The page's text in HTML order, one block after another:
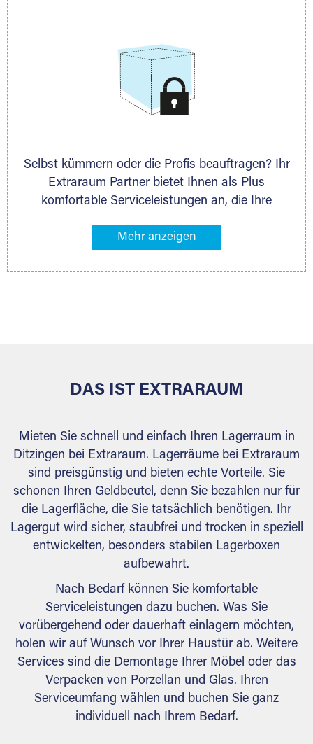
Selbst kümmern oder die Profis beauftragen? Ihr
Extraraum Partner bietet Ihnen als Plus
komfortable Serviceleistungen an, die Ihre
gehören z. B. Verpackungsservice, Lieferung von
Ihr Lagergut wird bei Ihrem Extraraum Partner
DAS IST EXTRARAUM
Mieten Sie schnell und einfach Ihren Lagerraum in
Ditzingen bei Extraraum. Lagerräume bei Extraraum
sind preisgünstig und bieten echte Vorteile. Sie
schonen Ihren Geldbeutel, denn Sie bezahlen nur für
die Lagerfläche, die Sie tatsächlich benötigen. Ihr
Lagergut wird sicher, staubfrei und trocken in speziell
entwickelten, besonders stabilen Lagerboxen
aufbewahrt.
Nach Bedarf können Sie komfortable
Serviceleistungen dazu buchen. Was Sie
vorübergehend oder dauerhaft einlagern möchten,
holen wir auf Wunsch vor Ihrer Haustür ab. Weitere
Services sind die Demontage Ihrer Möbel oder das
Verpacken von Porzellan und Glas. Ihren
Serviceumfang wählen und buchen Sie ganz
individuell nach Ihrem Bedarf.